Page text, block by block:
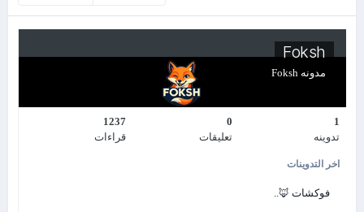
Foksh
مدونه Foksh
1
تدوينه
0
تعليقات
1237
قراءات
اخر التدوينات
فوكشات 🦊..